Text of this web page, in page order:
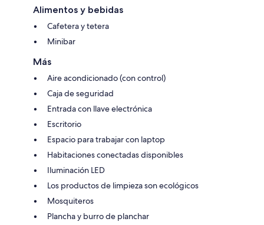
Alimentos y bebidas
Cafetera y tetera
Minibar
Más
Aire acondicionado (con control)
Caja de seguridad
Entrada con llave electrónica
Escritorio
Espacio para trabajar con laptop
Habitaciones conectadas disponibles
Iluminación LED
Los productos de limpieza son ecológicos
Mosquiteros
Plancha y burro de planchar